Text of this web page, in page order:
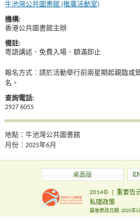
牛池灣公共圖書館 (推廣活動室)
機構:
香港公共圖書館主辦
備註:
粵語講述．免費入場．額滿即止
報名方式︰請於活動舉行前兩星期起親臨或
名。
查詢電話:
2927 6055
地點︰牛池灣公共圖書館
月份︰2025年6月
桌面版
2014©
重要告
私隱政策
最後修改日期: 2025年5